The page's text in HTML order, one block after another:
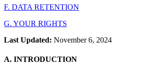
F. DATA RETENTION
G. YOUR RIGHTS
Last Updated: November 6, 2024
A. INTRODUCTION